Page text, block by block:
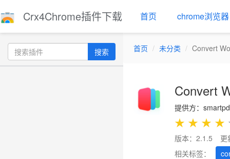
Crx4Chrome插件下载 首页 chrome浏览器
搜索 首页 未分类 Convert
Convert
提供方：
★ ★ ★ ★
版本：2.1.5
更
相关标签：